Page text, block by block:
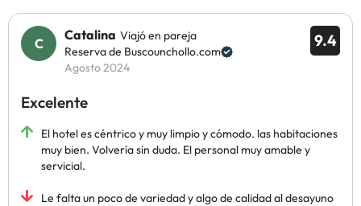
9.4
Catalina Viajó en pareja
Reserva de Buscounchollo.com
Agosto 2024
Excelente
El hotel es céntrico y muy limpio y cómodo. las habitaciones
muy bien. Volvería sin duda. El personal muy amable y
servicial.
Le falta un poco de variedad y algo de calidad al desayuno